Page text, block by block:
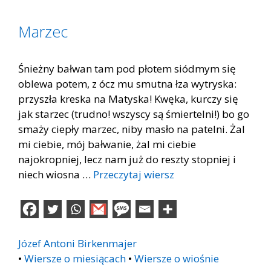
Marzec
Śnieżny bałwan tam pod płotem siódmym się
oblewa potem, z ócz mu smutna łza wytryska:
przyszła kreska na Matyska! Kwęka, kurczy się
jak starzec (trudno! wszyscy są śmiertelni!) bo go
smaży ciepły marzec, niby masło na patelni. Żal
mi ciebie, mój bałwanie, żal mi ciebie
najokropniej, lecz nam już do reszty stopniej i
niech wiosna … Przeczytaj wiersz
Józef Antoni Birkenmajer
• Wiersze o miesiącach • Wiersze o wiośnie